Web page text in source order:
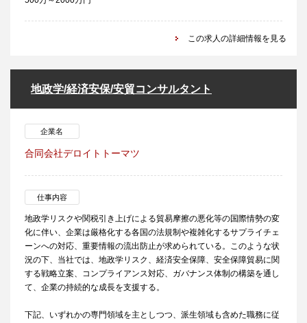
この求人の詳細情報を見る
地政学/経済安保/安貿コンサルタント
企業名
合同会社デロイトトーマツ
仕事内容
地政学リスクや関税引き上げによる貿易摩擦の悪化等の国際情勢の変
化に伴い、企業は厳格化する各国の法規制や複雑化するサプライチェ
ーンへの対応、重要情報の流出防止が求められている。このような状
況の下、当社では、地政学リスク、経済安全保障、安全保障貿易に関
する戦略立案、コンプライアンス対応、ガバナンス体制の構築を通し
て、企業の持続的な成長を支援する。
下記、いずれかの専門領域を主としつつ、派生領域も含めた職務に従